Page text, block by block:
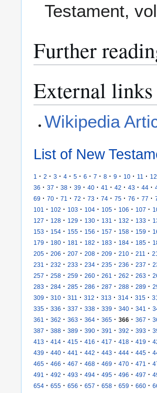
Testament,
Further
External links
Wikipedia
List of New
1 · 2 · 3 · 4 · 5 · 6 · 7 · 8 · 9 · 10 · 11 · 12
36 · 37 · 38 · 39 · 40 · 41 · 42 · 43 · 44 ·
69 · 70 · 71 · 72 · 73 · 74 · 75 · 76 · 77 ·
101
· 102 · 103 · 104 · 105 · 106 · 107 ·
127 · 128 · 129 · 130 · 131 · 132 · 133 ·
153 · 154 · 155 · 156 · 157 · 158 · 159 ·
179 · 180 · 181 · 182 · 183 · 184 · 185 ·
205 · 206 · 207 · 208 · 209 · 210 · 211 ·
231
· 232 · 233 · 234 · 235 · 236 · 237 ·
257 · 258 · 259 · 260 · 261 · 262 · 263 ·
283 · 284 · 285 · 286 · 287 · 288 · 289 ·
309 · 310 · 311 · 312 · 313 · 314 · 315 ·
335 · 336 · 337 · 338 · 339 · 340 · 341 ·
361
· 362 · 363 · 364 · 365 · 366 · 367 ·
387 · 388 · 389 · 390 · 391 · 392 · 393 ·
413 · 414 · 415 · 416 · 417 · 418 · 419 ·
439 · 440 · 441 · 442 · 443 · 444 · 445 ·
465 · 466 · 467 · 468 · 469 · 470 · 471 ·
491
· 492 · 493 · 494 · 495 · 496 · 497 ·
654 · 655 · 656 · 657 · 658 · 659 · 660 ·